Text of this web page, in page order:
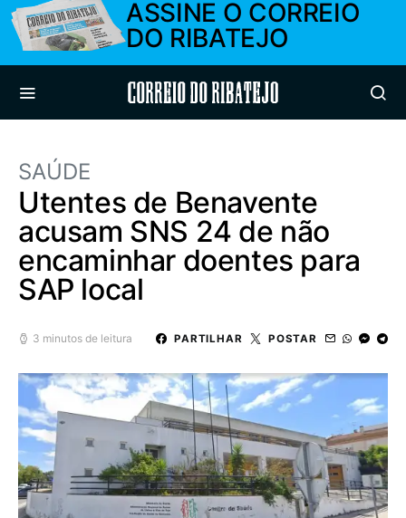
ASSINE O CORREIO
DO RIBATEJO
Correio do Ribatejo
SAÚDE
Utentes de Benavente
acusam SNS 24 de não
encaminhar doentes para
SAP local
3 minutos de leitura PARTILHAR POSTAR